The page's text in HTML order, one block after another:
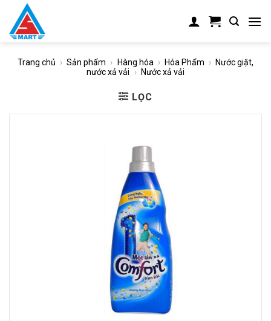
content
Trang chủ › Sản phẩm › Hàng hóa › Hóa Phẩm › Nước giặt,
nước xả vải
› Nước xả vải
LỌC